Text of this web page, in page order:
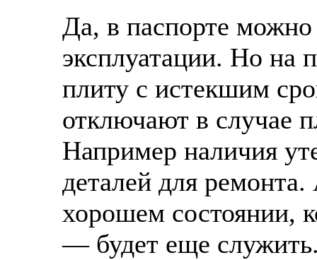
Да, в паспорте можно
эксплуатации. Но на
плиту с истекшим
отключают в случае
Например наличия
деталей для
хорошем состоянии,
— будет еще